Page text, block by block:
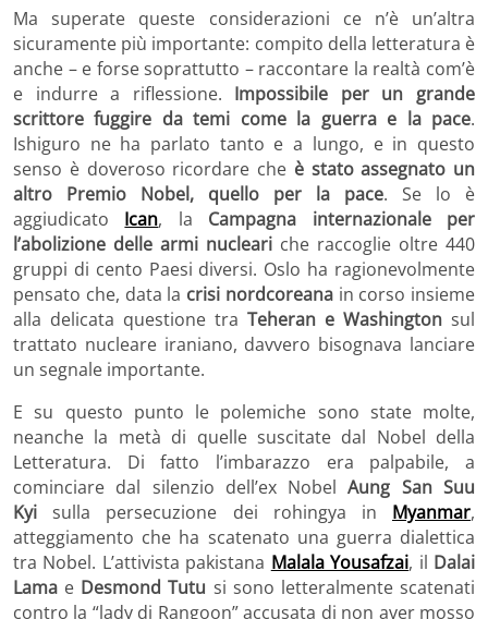
Ma superate queste considerazioni ce n’è un’altra
sicuramente più importante: compito della letteratura è
anche – e forse soprattutto – raccontare la realtà com’è
e indurre a riflessione. Impossibile per un grande
scrittore fuggire da temi come la guerra e la pace.
Ishiguro ne ha parlato tanto e a lungo, e in questo
senso è doveroso ricordare che è stato assegnato un
altro Premio Nobel, quello per la pace. Se lo è
aggiudicato Ican, la Campagna internazionale per
l’abolizione delle armi nucleari che raccoglie oltre 440
gruppi di cento Paesi diversi. Oslo ha ragionevolmente
pensato che, data la crisi nordcoreanain corso insieme
alla delicata questione tra Teheran e Washington sul
trattato nucleare iraniano, davvero bisognava lanciare
un segnale importante.
E su questo punto le polemiche sono state molte,
neanche la metà di quelle suscitate dal Nobel della
Letteratura. Di fatto l’imbarazzo era palpabile, a
cominciare dal silenzio dell’ex NobelAung San Suu
Kyi sulla persecuzione dei rohingya in Myanmar,
atteggiamento che ha scatenato una guerra dialettica
tra Nobel. L’attivista pakistana Malala Yousafzai, il Dalai
Lama e Desmond Tutu si sono letteralmente scatenati
contro la “lady di Rangoon” accusata di non aver mosso